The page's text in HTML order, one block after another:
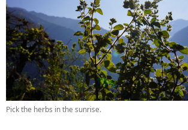
Pick the herbs in the sunrise.